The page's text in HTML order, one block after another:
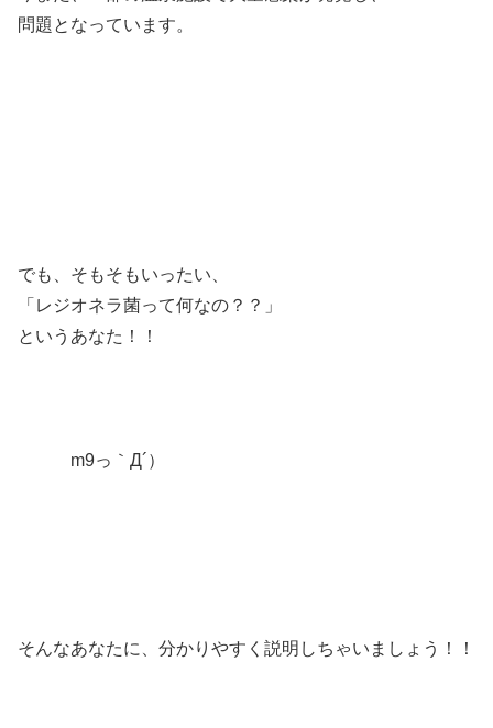
問題となっています。
でも、そもそもいったい、
「レジオネラ菌って何なの？？」
というあなた！！
m9っ｀Д´）
そんなあなたに、分かりやすく説明しちゃいましょう！！